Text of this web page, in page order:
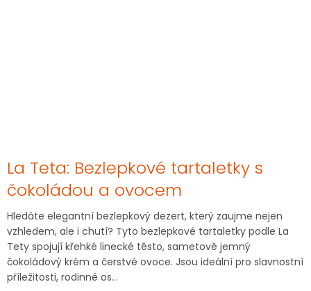
La Teta: Bezlepkové tartaletky s
čokoládou a ovocem
Hledáte elegantní bezlepkový dezert, který zaujme nejen
vzhledem, ale i chutí? Tyto bezlepkové tartaletky podle La
Tety spojují křehké linecké těsto, sametově jemný
čokoládový krém a čerstvé ovoce. Jsou ideální pro slavnostní
příležitosti, rodinné os...